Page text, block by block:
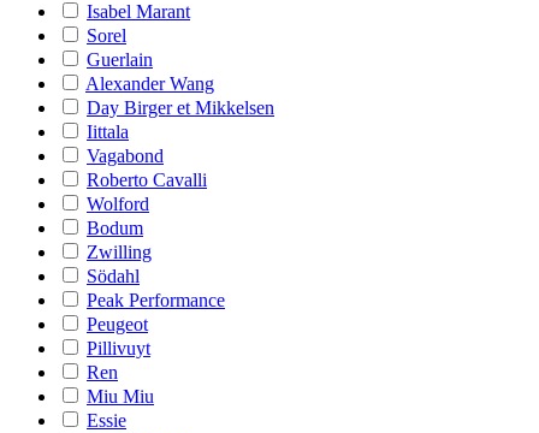
Isabel Marant
Sorel
Guerlain
Alexander Wang
Day Birger et Mikkelsen
Iittala
Vagabond
Roberto Cavalli
Wolford
Bodum
Zwilling
Södahl
Peak Performance
Peugeot
Pillivuyt
Ren
Miu Miu
Essie